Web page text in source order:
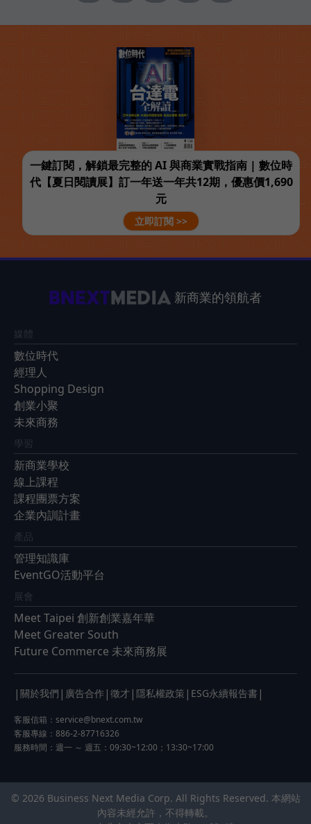
一鍵訂閱，解鎖最完整的 AI 與商業實戰指南 | 數位時
代【夏日閱讀展】訂一年送一年共12期，優惠價1,690
元
立即訂閱 >>
新商業的領航者
媒體
數位時代
經理人
Shopping Design
創業小聚
未來商務
學習
新商業學校
線上課程
課程團票方案
企業內訓計畫
產品
管理知識庫
EventGO活動平台
展會
Meet Taipei 創新創業嘉年華
Meet Greater South
Future Commerce 未來商務展
| 關於我們 | 廣告合作 | 徵才 | 隱私權政策 | ESG永續報告書 |
客服信箱： service@bnext.com.tw
客服專線：886-2-87716326
服務時間：週一 ～ 週五：09:30~12:00；13:30~17:00
© 2026 Business Next Media Corp. All Rights Reserved. 本網站
內容未經允許，不得轉載。